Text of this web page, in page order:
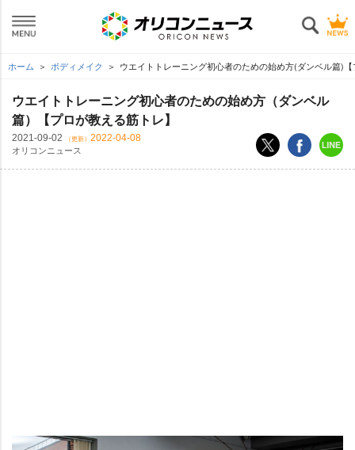
ホーム ボディメイク ウエイトトレーニング初心者のための始め方(ダンベル篇)
ウエイトトレーニング初心者のための始め方（ダンベル
篇）【プロが教える筋トレ】
2021-09-02 （更新） 2022-04-08
オリコンニュース